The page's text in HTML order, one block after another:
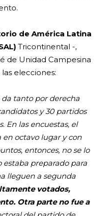
de América Latina
Tricontinental -,
de Unidad Campesina
elecciones:
da tanto por derecha
y 30 partidos
En las encuestas, el
octavo lugar y con
entonces, no se lo
preparado para
lleguen a segunda
votados,
Otra parte no fue a